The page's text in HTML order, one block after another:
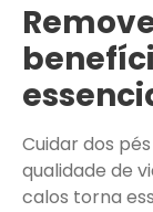
Cuidar dos
qualidade de
calos torna